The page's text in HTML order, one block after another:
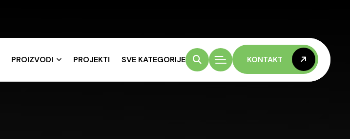
PROIZVODI PROJEKTI SVE KATEGORIJE KONTAKT
KONTAKT